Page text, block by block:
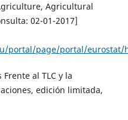
Agricultural
02-01-2017]
portal/page/portal/eurostat/
al TLC y la
edición limitada,